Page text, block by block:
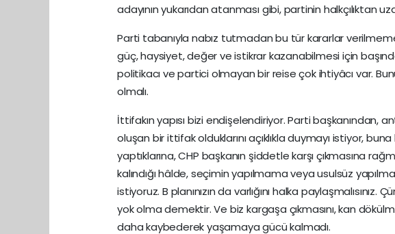
adayının yukarıdan atanması gibi, partinin halkçılıktan
Parti tabanıyla nabız tutmadan bu tür kararlar
güç, haysiyet, değer ve istikrar kazanabilmesi için
politikacı ve partici olmayan bir reise çok ihtiyâcı var.
olmalı.
İttifakın yapısı bizi endişelendiriyor. Parti başkanından,
oluşan bir ittifak olduklarını açıklıkla duymayı istiyor,
yaptıklarına, CHP başkanın şiddetle karşı çıkmasına
kalındığı hâlde, seçimin yapılmama veya usulsüz
istiyoruz. B planınızın da varlığını halka
yok olma demektir. Ve biz kargaşa çıkmasını, kan
daha kaybederek yaşamaya gücü kalmadı.